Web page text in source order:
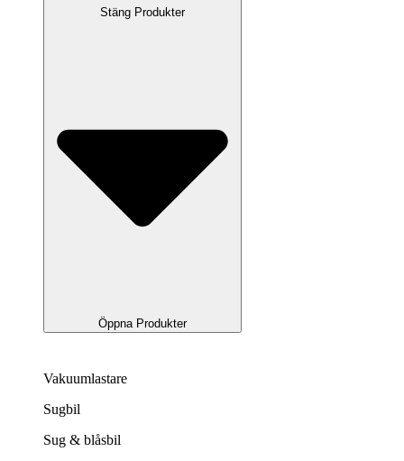
Stäng Produkter
Öppna Produkter
Vakuumlastare
Sugbil
Sug & blåsbil